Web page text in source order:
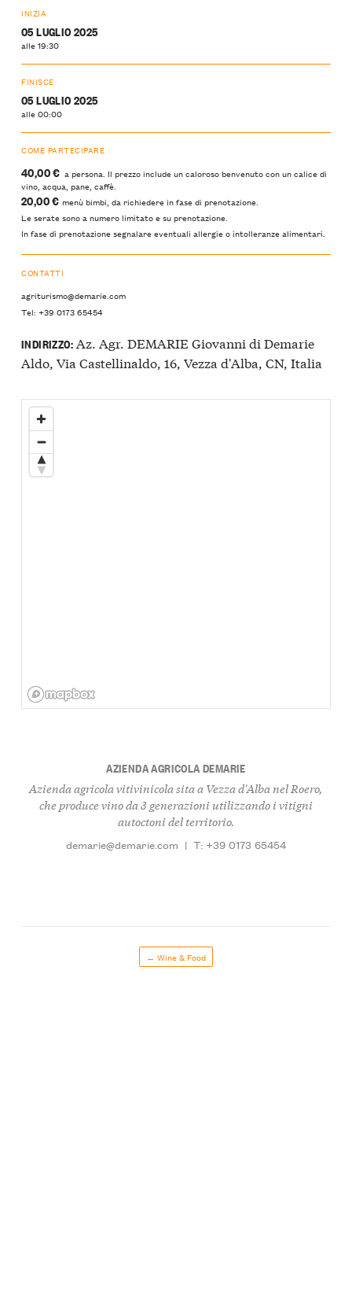
INIZIA
05 LUGLIO 2025
alle 19:30
FINISCE
05 LUGLIO 2025
alle 00:00
COME PARTECIPARE
40,00 € a persona. Il prezzo include un caloroso benvenuto con un calice di
vino, acqua, pane, caffè.
20,00 € menù bimbi, da richiedere in fase di prenotazione.
Le serate sono a numero limitato e su prenotazione.
In fase di prenotazione segnalare eventuali allergie o intolleranze alimentari.
CONTATTI
agriturismo@demarie.com
Tel: +39 0173 65454
INDIRIZZO:Az. Agr. DEMARIE Giovanni di Demarie
Aldo, Via Castellinaldo, 16, Vezza d'Alba, CN, Italia
AZIENDA AGRICOLA DEMARIE
Azienda agricola vitivinicola sita a Vezza d'Alba nel Roero,
che produce vino da 3 generazioni utilizzando i vitigni
autoctoni del territorio.
demarie@demarie.com | T: +39 0173 65454
← Wine & Food